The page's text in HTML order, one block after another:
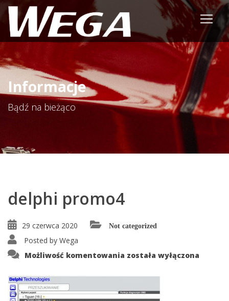
Informacje
Bądź na bieżąco
delphi promo4
29 czerwca 2020 Not categorized
Posted by Wega
Możliwość komentowania delphi
promo4
została wyłączona